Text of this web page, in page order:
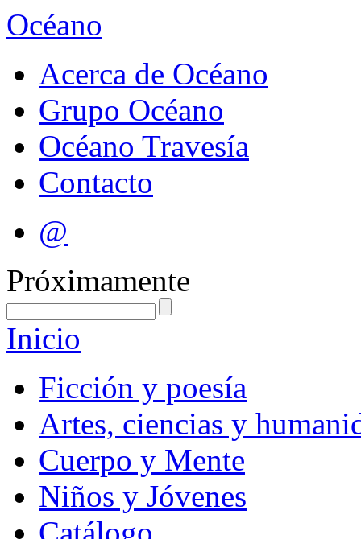
Océano
Acerca de Océano
Grupo Océano
Océano Travesía
Contacto
@
Próximamente
Inicio
Ficción y poesía
Artes, ciencias y
Cuerpo y Mente
Niños y Jóvenes